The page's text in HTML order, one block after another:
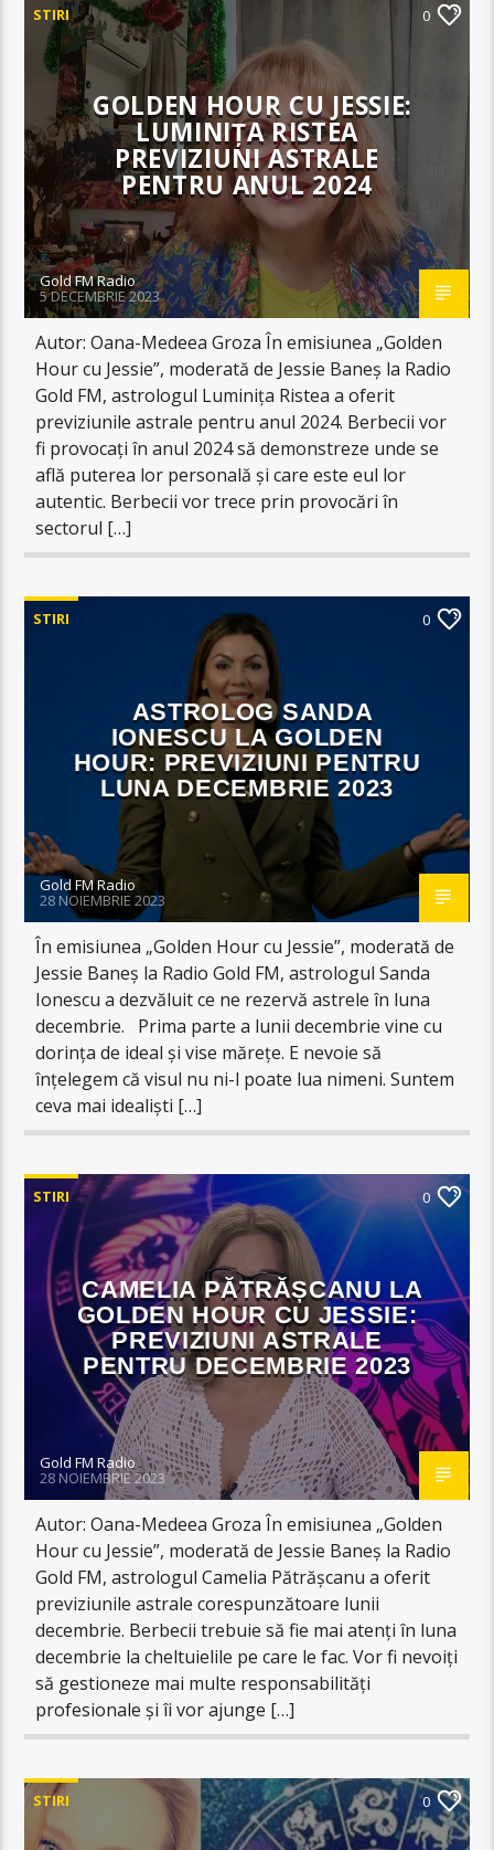
STIRI 0
GOLDEN HOUR CU JESSIE:
LUMINIȚA RISTEA
PREVIZIUNI ASTRALE
PENTRU ANUL 2024
Gold FM Radio
5 DECEMBRIE 2023
Autor: Oana-Medeea Groza În emisiunea „Golden
Hour cu Jessie”, moderată de Jessie Baneș la Radio
Gold FM, astrologul Luminița Ristea a oferit
previziunile astrale pentru anul 2024. Berbecii vor
fi provocați în anul 2024 să demonstreze unde se
află puterea lor personală și care este eul lor
autentic. Berbecii vor trece prin provocări în
sectorul […]
STIRI 0
ASTROLOG SANDA
IONESCU LA GOLDEN
HOUR: PREVIZIUNI PENTRU
LUNA DECEMBRIE 2023
Gold FM Radio
28 NOIEMBRIE 2023
În emisiunea „Golden Hour cu Jessie”, moderată de
Jessie Baneș la Radio Gold FM, astrologul Sanda
Ionescu a dezvăluit ce ne rezervă astrele în luna
decembrie. Prima parte a lunii decembrie vine cu
dorința de ideal și vise mărețe. E nevoie să
înțelegem că visul nu ni-l poate lua nimeni. Suntem
ceva mai idealiști […]
STIRI 0
CAMELIA PĂTRĂȘCANU LA
GOLDEN HOUR CU JESSIE:
PREVIZIUNI ASTRALE
PENTRU DECEMBRIE 2023
Gold FM Radio
28 NOIEMBRIE 2023
Autor: Oana-Medeea Groza În emisiunea „Golden
Hour cu Jessie”, moderată de Jessie Baneș la Radio
Gold FM, astrologul Camelia Pătrășcanu a oferit
previziunile astrale corespunzătoare lunii
decembrie. Berbecii trebuie să fie mai atenți în luna
decembrie la cheltuielile pe care le fac. Vor fi nevoiți
să gestioneze mai multe responsabilități
profesionale și îi vor ajunge […]
STIRI 0